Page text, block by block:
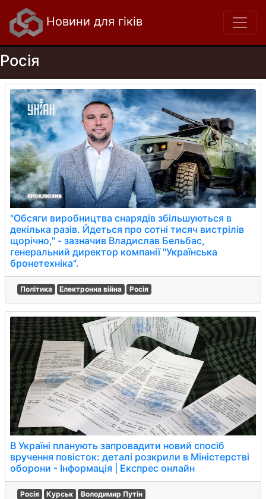
Новини для гіків
Росія
"Обсяги виробництва снарядів збільшуються в
декілька разів. Йдеться про сотні тисяч вистрілів
щорічно," - зазначив Владислав Бельбас,
генеральний директор компанії "Українська
бронетехніка".
Політика Електронна війна Росія
В Україні планують запровадити новий спосіб
вручення повісток: деталі розкрили в Міністерстві
оборони - Інформація | Експрес онлайн
Росія Курськ Володимир Путін